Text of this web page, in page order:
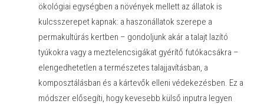
ökológiai egységben a növények mellett az állatok is
kulcsszerepet kapnak: a haszonállatok szerepe a
permakultúrás kertben – gondoljunk akár a talajt lazító
tyúkokra vagy a meztelencsigákat gyérítő futókacsákra –
elengedhetetlen a természetes talajjavításban, a
komposztálásban és a kártevők elleni védekezésben. Ez a
módszer elősegíti, hogy kevesebb külső inputra legyen